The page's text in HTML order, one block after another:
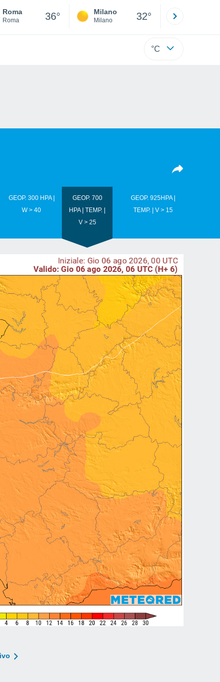
Roma
Roma 36° Milano
Milano 32°
°C
GEOP. 300 HPA |
W > 40
GEOP. 700
HPA | TEMP. |
V > 25
GEOP. 925HPA |
TEMP. | V > 15